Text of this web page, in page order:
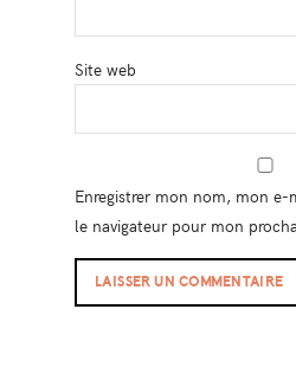
Site web
Enregistrer mon nom, mon
le navigateur pour mon